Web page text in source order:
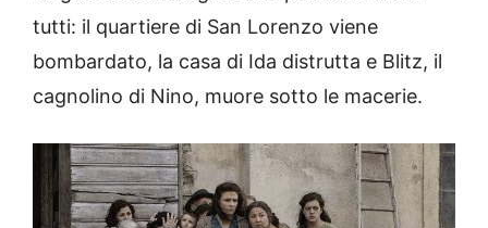
tutti: il quartiere di San Lorenzo viene
bombardato, la casa di Ida distrutta e Blitz, il
cagnolino di Nino, muore sotto le macerie.